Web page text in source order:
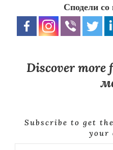
Сподели со
Discover more
Subscribe to get
your
Type your email…